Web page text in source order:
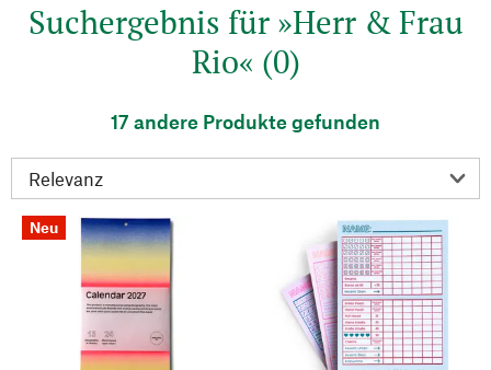
Suchergebnis für »Herr & Frau
Rio« (0)
17 andere Produkte gefunden
Neu